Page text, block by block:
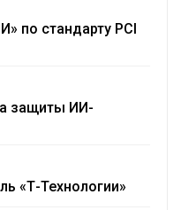
по стандарту PCI
защиты ИИ-
«Т-Технологии»